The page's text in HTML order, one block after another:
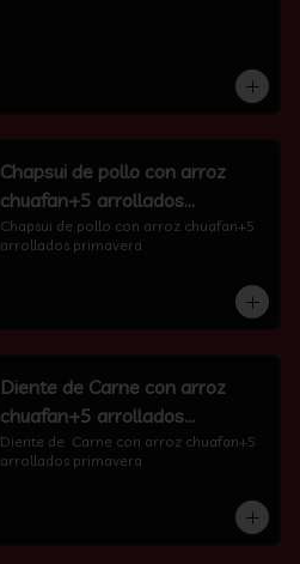
Chapsui de pollo con arroz
chuafan+5 arrollados
primavera
Chapsui de pollo con arroz chuafan+5
arrollados primavera
Diente de Carne con arroz
chuafan+5 arrollados
primavera
Diente de  Carne con arroz chuafan+5
arrollados primavera